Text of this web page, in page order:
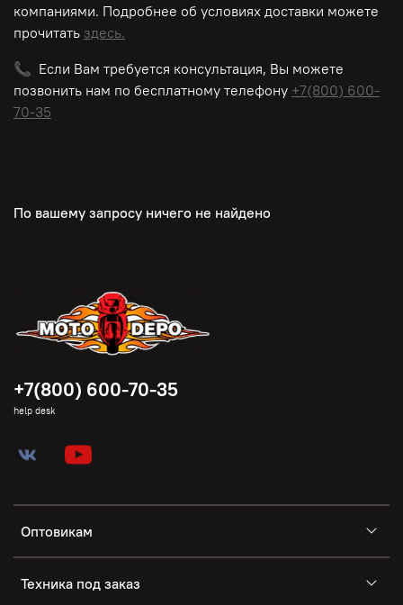
компаниями. Подробнее об условиях доставки можете
прочитать здесь.
📞 Если Вам требуется консультация, Вы можете
позвонить нам по бесплатному телефону +7(800) 600-
70-35
По вашему запросу ничего не найдено
Оптовикам
Техника под заказ
+7(800) 600-70-35
help desk